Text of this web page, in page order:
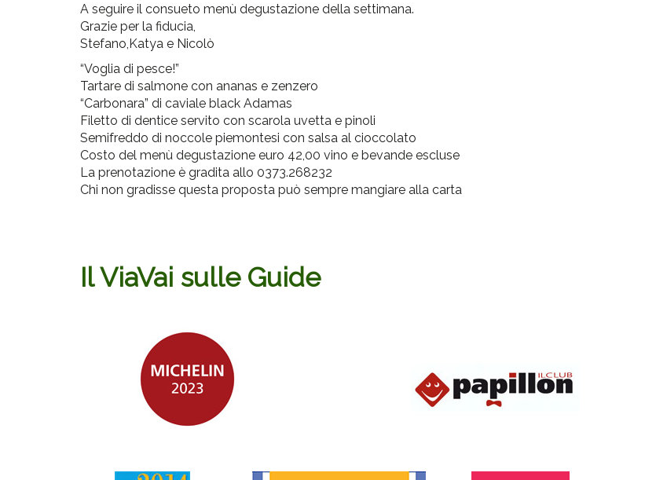
A seguire il consueto menù degustazione della settimana.
Grazie per la fiducia,
Stefano,Katya e Nicolò
“Voglia di pesce!”
Tartare di salmone con ananas e zenzero
“Carbonara” di caviale black Adamas
Filetto di dentice servito con scarola uvetta e pinoli
Semifreddo di noccole piemontesi con salsa al cioccolato
Costo del menù degustazione euro 42,00 vino e bevande escluse
La prenotazione è gradita allo 0373.268232
Chi non gradisse questa proposta può sempre mangiare alla carta
Il ViaVai sulle Guide